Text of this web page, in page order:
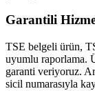
Garantili
TSE belgeli ürün,
uyumlu raporlama.
garanti veriyoruz.
sicil numarasıyla